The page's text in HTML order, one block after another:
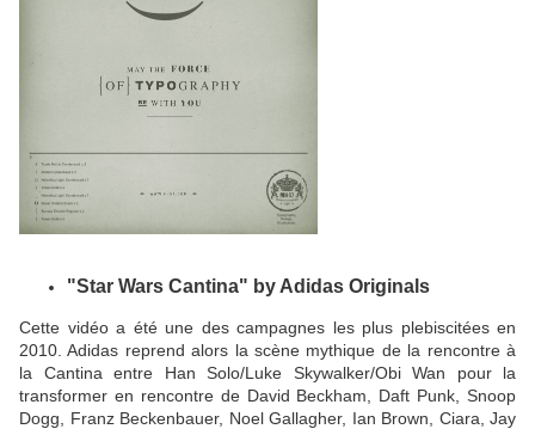
"Star Wars Cantina" by Adidas Originals
Cette vidéo a été une des campagnes les plus plebiscitées en
2010. Adidas reprend alors la scène mythique de la rencontre à
la Cantina entre Han Solo/Luke Skywalker/Obi Wan pour la
transformer en rencontre de David Beckham, Daft Punk, Snoop
Dogg, Franz Beckenbauer, Noel Gallagher, Ian Brown, Ciara, Jay